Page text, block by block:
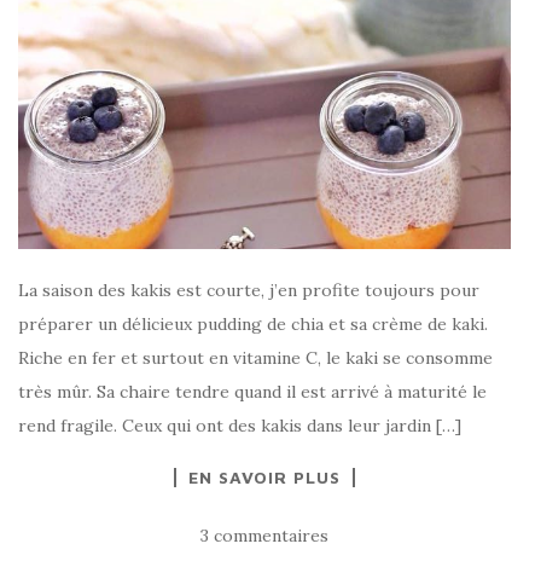
La saison des kakis est courte, j’en profite toujours pour
préparer un délicieux pudding de chia et sa crème de kaki.
Riche en fer et surtout en vitamine C, le kaki se consomme
très mûr. Sa chaire tendre quand il est arrivé à maturité le
rend fragile. Ceux qui ont des kakis dans leur jardin […]
EN SAVOIR PLUS
3 commentaires